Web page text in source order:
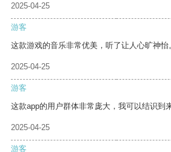
2025-04-25
游客
这款游戏的音乐非常优美，听了让人心旷神怡
2025-04-25
游客
这款app的用户群体非常庞大，我可以结识到
2025-04-25
游客